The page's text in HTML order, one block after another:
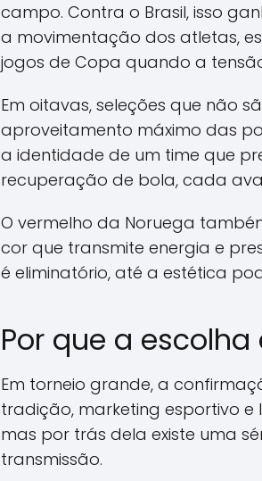
campo. Contra o Brasil, isso
a movimentação dos atletas,
jogos de Copa quando a
Em oitavas, seleções que não
aproveitamento máximo das
a identidade de um time que
recuperação de bola, cada
O vermelho da Noruega
cor que transmite energia e
é eliminatório, até a estética
Por que a
Em torneio grande, a
tradição, marketing esportivo
mas por trás dela existe uma
transmissão.